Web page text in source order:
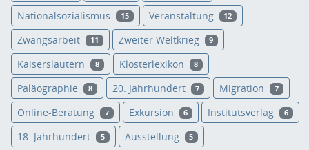
Nationalsozialismus 15 Veranstaltung 12
Zwangsarbeit 11 Zweiter Weltkrieg 9
Kaiserslautern 8 Klosterlexikon 8
Paläographie 8 20. Jahrhundert 7 Migration 7
Online-Beratung 7 Exkursion 6 Institutsverlag 6
18. Jahrhundert 5 Ausstellung 5